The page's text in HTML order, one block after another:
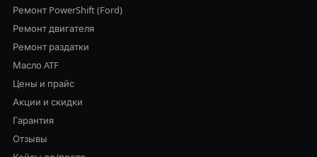
Ремонт PowerShift (Ford)
Ремонт двигателя
Ремонт раздатки
Масло ATF
Цены и прайс
Акции и скидки
Гарантия
Отзывы